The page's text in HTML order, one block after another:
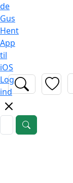
de
Gus
Hent
App
til
iOS
Log
ind